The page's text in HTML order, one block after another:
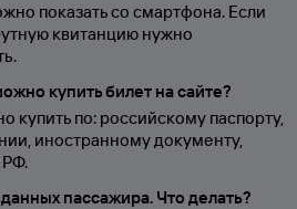
показать со смартфона. Если
квитанцию нужно
купить билет на сайте?
купить по: российскому паспорту,
иностранному документу,
РФ.
пассажира. Что делать?